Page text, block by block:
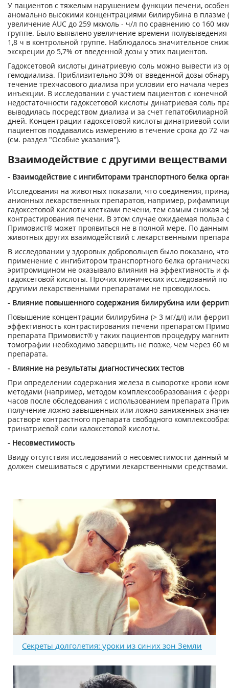
У пациентов с тяжелым нарушением функции печени,
аномально высокими концентрациями билирубина в плазме
увеличение AUC до 259 мкмоль - ч/л по сравнению со 160
группе. Было выявлено увеличение времени
1,8 ч в контрольной группе. Наблюдалось значительное
экскреции до 5,7% от введенной дозы у этих пациентов.
Гадоксетовой кислоты динатриевую соль можно вывести из
гемодиализа. Приблизительно 30% от введенной дозы
течение трехчасового диализа при условии его начала
инъекции. В исследовании с участием пациентов с
недостаточности гадоксетовой кислоты динатриевая соль
выводилась посредством диализа и за счет
дней. Концентрации гадоксетовой кислоты динатриевой
пациентов поддавались измерению в течение срока до 72
(см. раздел "Особые указания").
Взаимодействие с другими веществами
- Взаимодействие с ингибиторами транспортного белка
Исследования на животных показали, что соединения,
анионных лекарственных препаратов, например,
гадоксетовой кислоты клетками печени, тем самым снижая
контрастирования печени. В этом случае ожидаемая польза
Примовист® может проявиться не в полной мере. По данным
животных других взаимодействий с лекарственными
В исследовании у здоровых добровольцев было показано,
применение с ингибитором транспортного белка
эритромицином не оказывало влияния на эффективность и
гадоксетовой кислоты. Прочих клинических исследований
другими лекарственными препаратами не проводилось.
- Влияние повышенного содержания билирубина или
Повышение концентрации билирубина (> 3 мг/дл) или
эффективность контрастирования печени препаратом
препарата Примовист® у таких пациентов процедуру
томографии необходимо завершить не позже, чем через 60
препарата.
- Влияние на результаты диагностических тестов
При определении содержания железа в сыворотке крови
методами (например, методом комплексообразования с
часов после обследования с использованием препарата
получение ложно завышенных или ложно заниженных
растворе контрастного препарата свободного
тринатриевой соли калоксетовой кислоты.
- Несовместимость
Ввиду отсутствия исследований о несовместимости данный
должен смешиваться с другими лекарственными средствами.
Секреты долголетия: уроки из синих зон Земли